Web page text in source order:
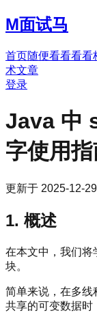
M面试马
首页随便看看看看
术文章
登录
Java 中
字使用
更新于 2025-12-29
1. 概述
在本文中，我们将
块。
简单来说，在多线
共享的可变数据时